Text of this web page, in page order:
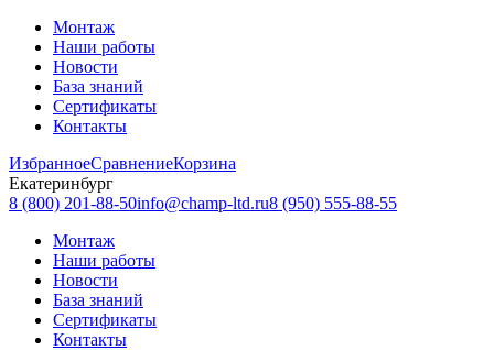
Монтаж
Наши работы
Новости
База знаний
Сертификаты
Контакты
ИзбранноеСравнениеКорзина
Екатеринбург
8 (800) 201-88-50info@champ-ltd.ru8 (950) 555-88-55
Монтаж
Наши работы
Новости
База знаний
Сертификаты
Контакты